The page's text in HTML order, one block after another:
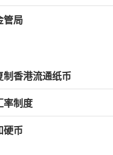
管局
制香港流通纸币
率制度
硬币